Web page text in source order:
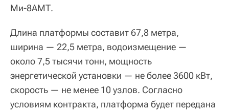
Ми-8АМТ.
Длина платформы составит 67,8 метра,
ширина — 22,5 метра, водоизмещение —
около 7,5 тысячи тонн, мощность
энергетической установки — не более 3600 кВт,
скорость — не менее 10 узлов. Согласно
условиям контракта, платформа будет передана